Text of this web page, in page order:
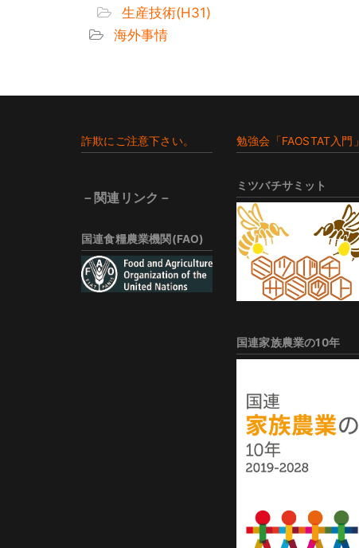
生産技術(H31)
海外事情
詐欺にご注意下さい。
－関連リンク－
国連食糧農業機関(FAO)
勉強会「FAOSTAT入門」
ミツバチサミット
国連家族農業の10年